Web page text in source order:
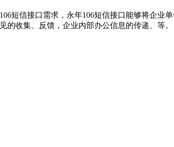
短信接口需求，永年106短信接口能够将企
的收集、反馈，企业内部办公信息的传递、等。